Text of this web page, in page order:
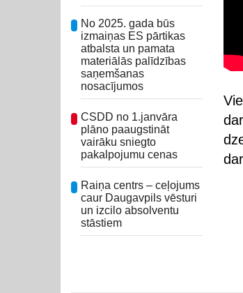
No 2025. gada būs
izmaiņas ES pārtikas
atbalsta un pamata
materiālās palīdzības
saņemšanas
nosacījumos
CSDD no 1.janvāra
plāno paaugstināt
vairāku sniegto
pakalpojumu cenas
Raiņa centrs – ceļojums
caur Daugavpils vēsturi
un izcilo absolventu
stāstiem